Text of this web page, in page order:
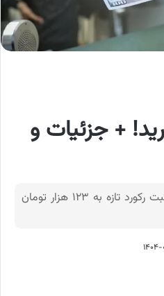
+ جزئیات و
قیمت دلار در ظهر ۱۶ آذر با ثبت رکورد تازه به ۱۲۳ هزار تومان